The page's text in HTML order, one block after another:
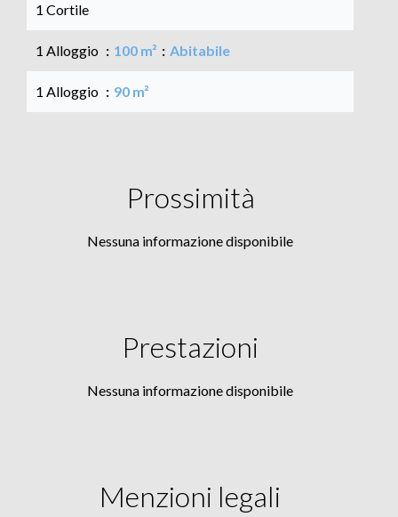
1 Cortile
1 Alloggio 100 m² Abitabile
1 Alloggio 90 m²
Prossimità
Nessuna informazione disponibile
Prestazioni
Nessuna informazione disponibile
Menzioni legali